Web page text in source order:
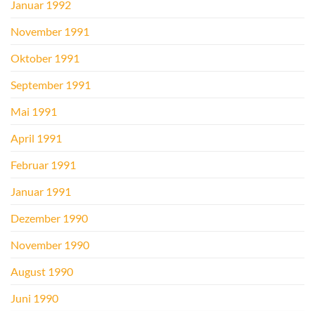
Januar 1992
November 1991
Oktober 1991
September 1991
Mai 1991
April 1991
Februar 1991
Januar 1991
Dezember 1990
November 1990
August 1990
Juni 1990